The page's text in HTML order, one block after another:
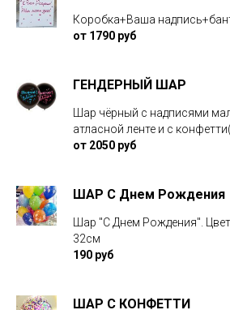
Коробка+Ваша
от 1790 руб
ГЕНДЕРНЫЙ ШАР
Шар чёрный с надписями
атласной ленте и с
от 2050 руб
ШАР С Днем Рождения
Шар "С Днем Рождения".
32см
190 руб
ШАР С КОНФЕТТИ